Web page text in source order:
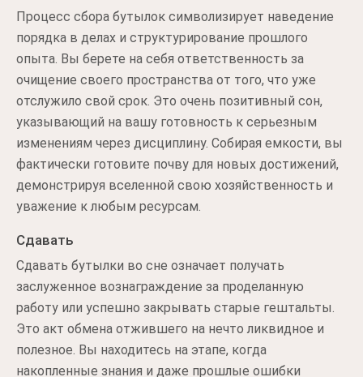
Процесс сбора бутылок символизирует наведение
порядка в делах и структурирование прошлого
опыта. Вы берете на себя ответственность за
очищение своего пространства от того, что уже
отслужило свой срок. Это очень позитивный сон,
указывающий на вашу готовность к серьезным
изменениям через дисциплину. Собирая емкости, вы
фактически готовите почву для новых достижений,
демонстрируя вселенной свою хозяйственность и
уважение к любым ресурсам.
Сдавать
Сдавать бутылки во сне означает получать
заслуженное вознаграждение за проделанную
работу или успешно закрывать старые гештальты.
Это акт обмена отжившего на нечто ликвидное и
полезное. Вы находитесь на этапе, когда
накопленные знания и даже прошлые ошибки